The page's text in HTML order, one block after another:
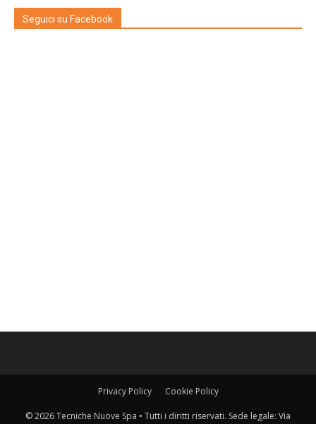
Seguici su Facebook
Privacy Policy Cookie Policy
© 2026 Tecniche Nuove Spa • Tutti i diritti riservati. Sede legale: Via